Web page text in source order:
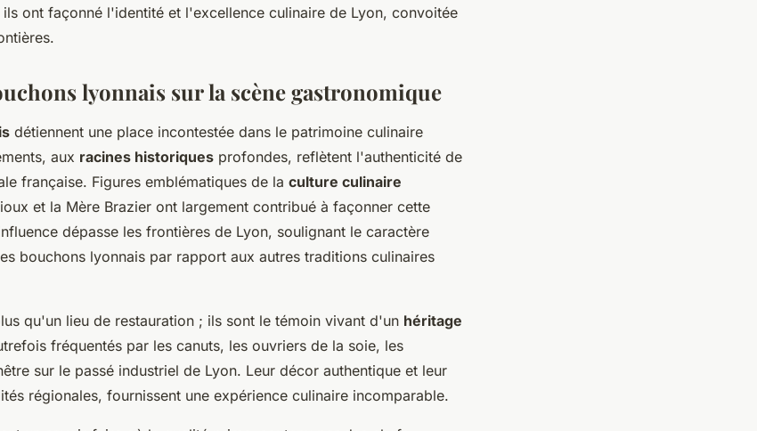
ont façonné l'identité et l'excellence culinaire de Lyon, convoitée
lyonnais sur la scène gastronomique
détiennent une place incontestée dans le patrimoine culinaire
aux racines historiques profondes, reflètent l'authenticité de
française. Figures emblématiques de la culture culinaire
et la Mère Brazier ont largement contribué à façonner cette
dépasse les frontières de Lyon, soulignant le caractère
bouchons lyonnais par rapport aux autres traditions culinaires
qu'un lieu de restauration ; ils sont le témoin vivant d'un héritage
fréquentés par les canuts, les ouvriers de la soie, les
sur le passé industriel de Lyon. Leur décor authentique et leur
régionales, fournissent une expérience culinaire incomparable.